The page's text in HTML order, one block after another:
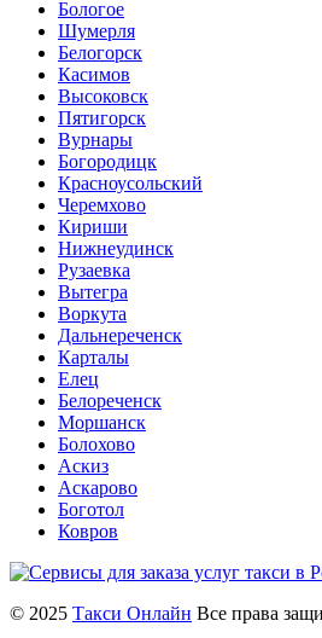
Бологое
Шумерля
Белогорск
Касимов
Высоковск
Пятигорск
Вурнары
Богородицк
Красноусольский
Черемхово
Кириши
Нижнеудинск
Рузаевка
Вытегра
Воркута
Дальнереченск
Карталы
Елец
Белореченск
Моршанск
Болохово
Аскиз
Аскарово
Боготол
Ковров
© 2025 Такси Онлайн Все права